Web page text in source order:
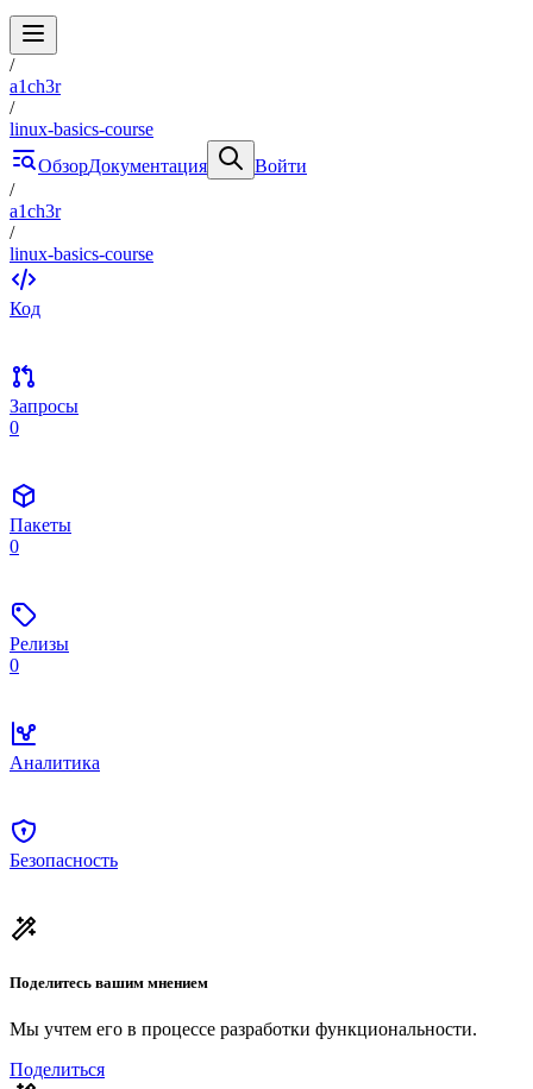
/
a1ch3r
/
linux-basics-course
ОбзорДокументация
Войти
/
a1ch3r
/
linux-basics-course
Код
Запросы
0
Пакеты
0
Релизы
0
Аналитика
Безопасность
Поделитесь вашим мнением
Мы учтем его в процессе разработки функциональности.
Поделиться